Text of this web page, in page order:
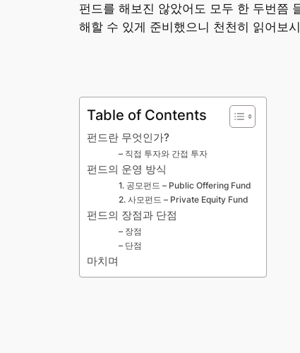
펀드를 해보진 않았어도 모두 한 두번쯤
해할 수 있게 준비했으니 천천히 읽어보
Table of Contents
펀드란 무엇인가?
– 직접 투자와 간접 투자
펀드의 운영 방식
1. 공모펀드 – Public Offering Fund
2. 사모펀드 – Private Equity Fund
펀드의 장점과 단점
– 장점
– 단점
마치며